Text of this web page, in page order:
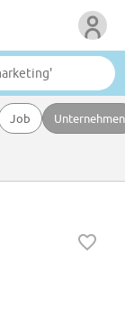
Job Unternehmen